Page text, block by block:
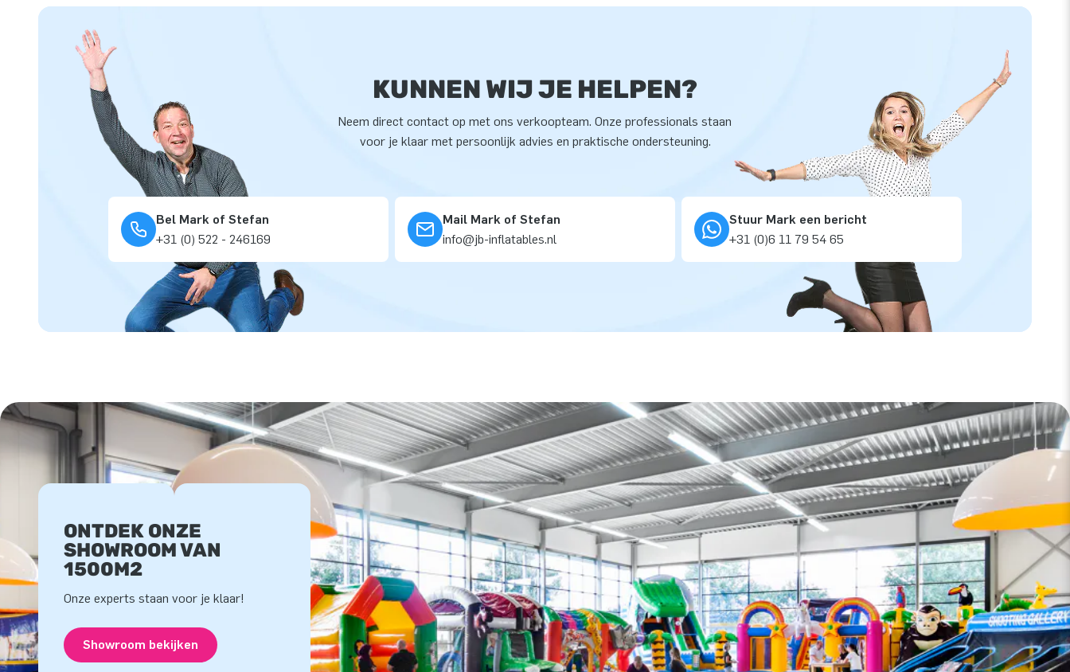
KUNNEN WIJ JE HELPEN?
Neem direct contact op met ons verkoopteam. Onze professionals staan
voor je klaar met persoonlijk advies en praktische ondersteuning.
Bel Mark of Stefan
+31 (0) 522 - 246169
Mail Mark of Stefan
info@jb-inflatables.nl
Stuur Mark een bericht
+31 (0)6 11 79 54 65
ONTDEK ONZE
SHOWROOM VAN
1500M2
Onze experts staan voor je klaar!
Showroom bekijken